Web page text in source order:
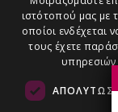
ιστότοπού μας με
οποίοι ενδέχεται
τους έχετε
ΑΠΟΛΎΤΩΣ